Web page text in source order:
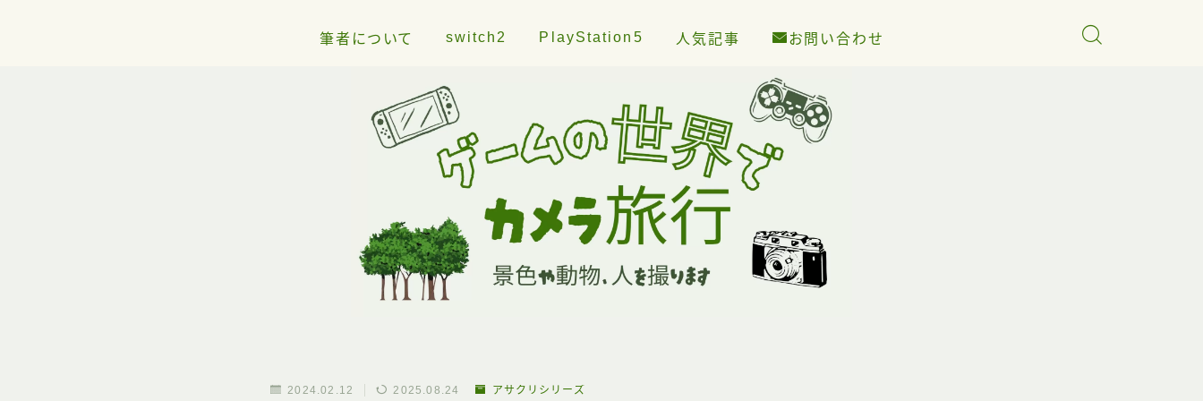
筆者について switch2 PlayStation5 人気記事 お問い合わせ
2024.02.12 2025.08.24 アサクリシリーズ